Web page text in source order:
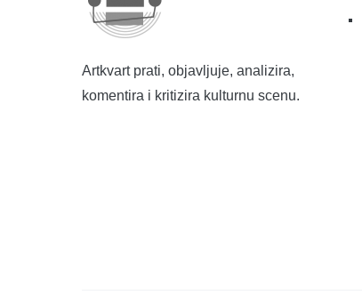
Artkvart prati, objavljuje, analizira,
komentira i kritizira kulturnu scenu.